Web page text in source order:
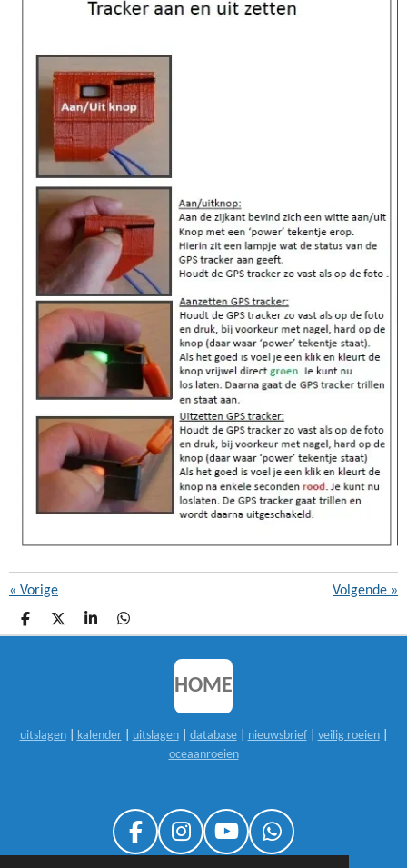
« Vorige Volgende »
D
E
D
E
S
H
D
E
HOME
uitslagen| kalender| uitslagen| database| nieuwsbrief| veilig roeien|
oceaanroeien
F
I
Y
W